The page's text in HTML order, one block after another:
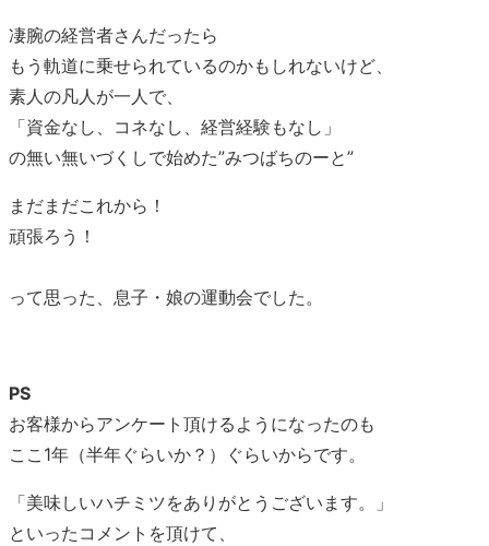
凄腕の経営者さんだったら
もう軌道に乗せられているのかもしれないけど、
素人の凡人が一人で、
「資金なし、コネなし、経営経験もなし」
の無い無いづくしで始めた”みつばちのーと”
まだまだこれから！
頑張ろう！
って思った、息子・娘の運動会でした。
PS
お客様からアンケート頂けるようになったのも
ここ1年（半年ぐらいか？）ぐらいからです。
「美味しいハチミツをありがとうございます。」
といったコメントを頂けて、